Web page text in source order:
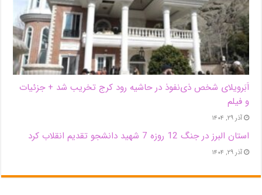
اَبَر‌ویلای شخص ذی‌نفوذ در حاشیه‌ رود کرج تخریب شد + جزئیات
و فیلم
آذر ۲۹, ۱۴۰۴
استان البرز در جنگ 12 روزه 7 شهید دانشجو تقدیم انقلاب کرد
آذر ۲۹, ۱۴۰۴